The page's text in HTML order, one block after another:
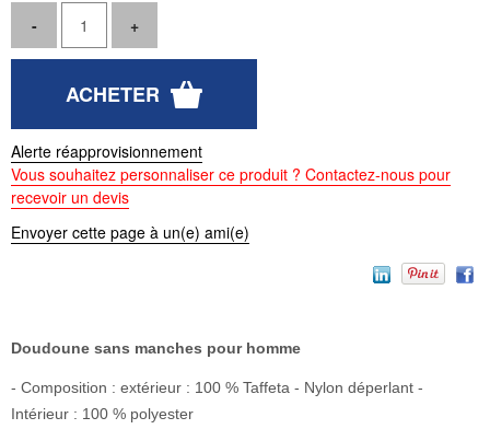
Alerte réapprovisionnement
Vous souhaitez personnaliser ce produit ? Contactez-nous pour
recevoir un devis
Envoyer cette page à un(e) ami(e)
Doudoune sans manches pour homme
- Composition : extérieur : 100 % Taffeta - Nylon déperlant -
Intérieur : 100 % polyester